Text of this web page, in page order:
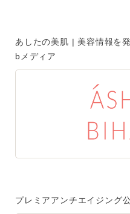
よくあるお問い合せ
ギフトラッピングサービス
ベストコスメ受賞履歴
あしたの美肌 | 美容情報を
bメディア
プレミアアンチエイジング